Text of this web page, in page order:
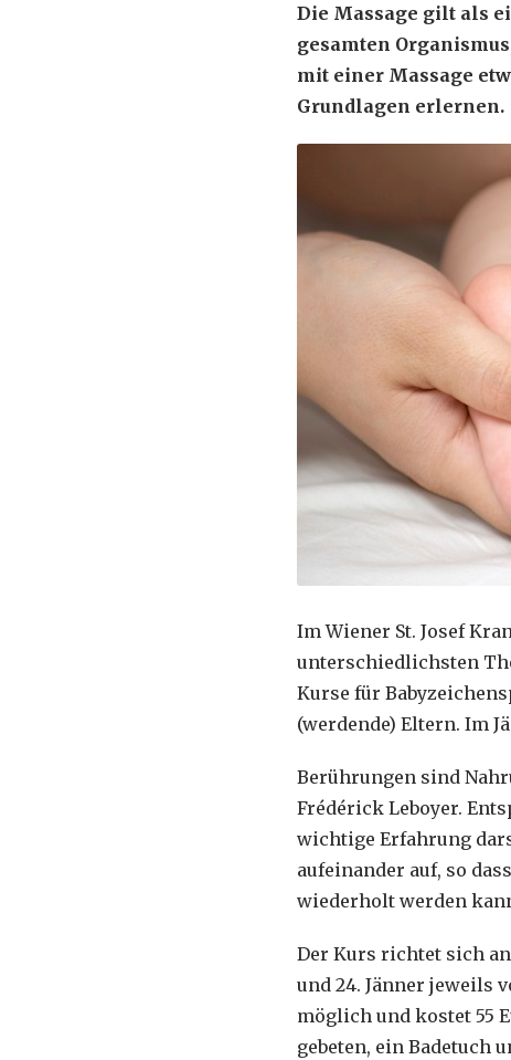
Die Massage gilt als
gesamten
mit einer Massage
Grundlagen erlernen.
Im Wiener St. Josef
unterschiedlichsten
Kurse für
(werdende) Eltern. Im
Berührungen sind
Frédérick Leboyer.
wichtige Erfahrung
aufeinander auf, so
wiederholt werden
Der Kurs richtet sich an
und 24. Jänner jeweils
möglich und kostet 55
gebeten, ein Badetuch